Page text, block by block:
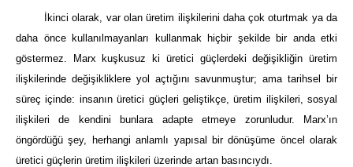
İkinci olarak, var olan üretim ilişkilerini daha çok oturtmak ya da
daha önce kullanılmayanları kullanmak hiçbir şekilde bir anda etki
göstermez. Marx kuşkusuz ki üretici güçlerdeki değişikliğin üretim
ilişkilerinde değişikliklere yol açtığını savunmuştur; ama tarihsel bir
süreç içinde: insanın üretici güçleri geliştikçe, üretim ilişkileri, sosyal
ilişkileri de kendini bunlara adapte etmeye zorunludur. Marx’ın
öngördüğü şey, herhangi anlamlı yapısal bir dönüşüme öncel olarak
üretici güçlerin üretim ilişkileri üzerinde artan basıncıydı.